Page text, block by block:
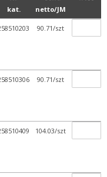
kat.
netto/JM
90.71/szt
90.71/szt
104.03/szt